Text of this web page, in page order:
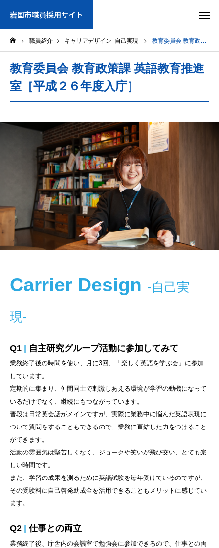
岩国市職員採用サイト
職員紹介 キャリアデザイン -自己実現- 教育委員会 教育政策課 英語教育推進室［平成２６年度入庁］
教育委員会 教育政策課 英語教育推進
室［平成２６年度入庁］
Carrier Design -自己実
現-
Q1 自主研究グループ活動に参加してみて
業務終了後の時間を使い、月に3回、「楽しく英語を学ぶ会」に参加
しています。
定期的に集まり、仲間同士で刺激しあえる環境が学習の動機になって
いるだけでなく、継続にもつながっています。
普段は日常英会話がメインですが、実際に業務中に悩んだ英語表現に
ついて質問をすることもできるので、業務に直結した力をつけること
ができます。
活動の雰囲気は堅苦しくなく、ジョークや笑いが飛び交い、とても楽
しい時間です。
また、学習の成果を測るために英語試験を毎年受けているのですが、
その受験料に自己啓発助成金を活用できることもメリットに感じてい
ます。
Q2 仕事との両立
業務終了後、庁舎内の会議室で勉強会に参加できるので、仕事との両